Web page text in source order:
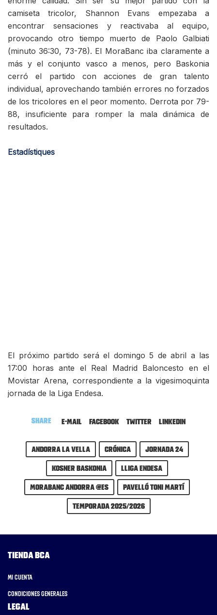
camiseta tricolor, Shannon Evans empezaba a
encontrar sensaciones y reactivaba al equipo,
provocando otro tiempo muerto de Paolo Galbiati
(minuto 36:30, 73-78). El MoraBanc iba claramente a
más y el conjunto vasco a menos, pero Baskonia
cerró el partido con acciones de gran talento
individual, aprovechando también errores no forzados
de los tricolores en el peor momento. Derrota por 79-
88, insuficiente para romper la mala dinámica de
resultados.
Estadístiques
El próximo partido será el domingo 5 de abril a las
17:00 horas ante el Real Madrid Baloncesto en el
Movistar Arena, correspondiente a la vigesimoquinta
jornada de la Liga Endesa.
Share E-mail Facebook Twitter LinkedIn
Andorra la Vella Crónica
Jornada 24
Kosner Baskonia
Lliga Endesa
MoraBanc Andorra @es
Pavelló Toni Martí
Temporada 2025/2026
Tienda BCA
Mi cuenta
Condiciones generales
Legal